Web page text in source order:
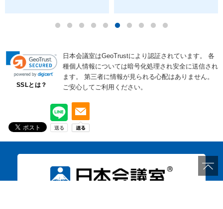
SSLとは？
日本会議室はGeoTrustにより認証されています。
各
種個人情報については暗号化処理され安全に送信され
ます。
第三者に情報が見られる心配はありません。
ご安心してご利用ください。